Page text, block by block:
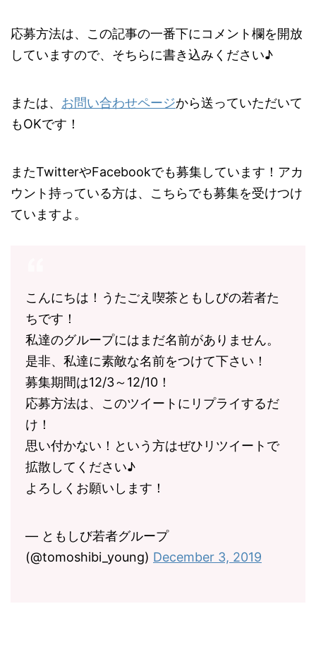
応募方法は、この記事の一番下にコメント欄を開放
していますので、そちらに書き込みください♪
または、 お問い合わせページから送っていただいて
もOKです！
またTwitterやFacebookでも募集しています！アカ
ウント持っている方は、こちらでも募集を受けつけ
ていますよ。
こんにちは！うたごえ喫茶ともしびの若者た
ちです！
私達のグループにはまだ名前がありません。
是非、私達に素敵な名前をつけて下さい！
募集期間は12/3～12/10！
応募方法は、このツイートにリプライするだ
け！
思い付かない！という方はぜひリツイートで
拡散してください♪
よろしくお願いします！
— ともしび若者グループ
(@tomoshibi_young) December 3, 2019